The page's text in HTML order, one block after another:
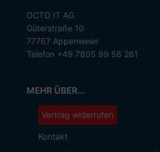
OCTO IT AG
Güterstraße 10
77767 Appenweier
Telefon +49 7805 99 56 281
MEHR ÜBER...
Vertrag widerrufen
Kontakt